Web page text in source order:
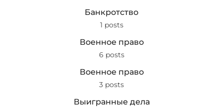
Банкротство
1 posts
Военное право
6 posts
Военное право
3 posts
Выигранные дела